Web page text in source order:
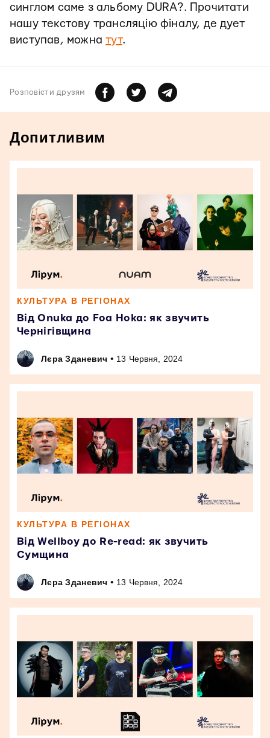
синглом саме з альбому DURA?. Прочитати
нашу текстову трансляцію фіналу, де дует
виступав, можнатут.
Розповiсти друзям
Допитливим
КУЛЬТУРА В РЕГІОНАХ
Від Onuka до Foa Hoka: як звучить
Чернігівщина
Лєра Зданевич • 13 Червня, 2024
КУЛЬТУРА В РЕГІОНАХ
Від Wellboy до Re-read: як звучить
Сумщина
Лєра Зданевич • 13 Червня, 2024